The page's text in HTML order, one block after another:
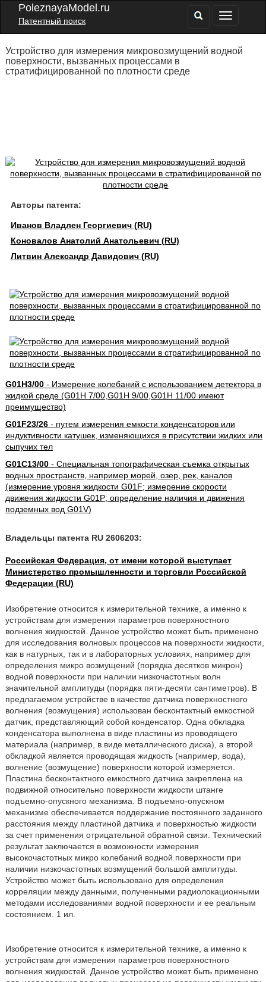
PoleznayaModel.ru
Патентный поиск
Устройство для измерения микровозмущений водной
поверхности, вызванных процессами в
стратифицированной по плотности среде
Авторы патента:
Иванов Владлен Георгиевич (RU)
Коновалов Анатолий Анатольевич (RU)
Литвин Александр Давидович (RU)
G01H3/00- Измерение колебаний с использованием детектора в
жидкой среде (G01H 7/00,G01H 9/00,G01H 11/00 имеют
преимущество)
G01F23/26- путем измерения емкости конденсаторов или
индуктивности катушек, изменяющихся в присутствии жидких или
сыпучих тел
G01C13/00- Специальная топографическая съемка открытых
водных пространств, например морей, озер, рек, каналов
(измерение уровня жидкости G01F; измерение скорости
движения жидкости G01P; определение наличия и движения
подземных вод G01V)
Владельцы патента RU 2606203:
Российская Федерация, от имени которой выступает
Министерство промышленности и торговли Российской
Федерации (RU)
Изобретение относится к измерительной технике, а именно к
устройствам для измерения параметров поверхностного
волнения жидкостей. Данное устройство может быть применено
для исследования волновых процессов на поверхности жидкости,
как в натурных, так и в лабораторных условиях, например для
определения микро возмущений (порядка десятков микрон)
водной поверхности при наличии низкочастотных волн
значительной амплитуды (порядка пяти-десяти сантиметров). В
предлагаемом устройстве в качестве датчика поверхностного
волнения (возмущения) использован бесконтактный емкостной
датчик, представляющий собой конденсатор. Одна обкладка
конденсатора выполнена в виде пластины из проводящего
материала (например, в виде металлического диска), а второй
обкладкой является проводящая жидкость (например, вода),
волнение (возмущение) поверхности которой измеряется.
Пластина бесконтактного емкостного датчика закреплена на
подвижной относительно поверхности жидкости штанге
подъемно-опускного механизма. В подъемно-опускном
механизме обеспечивается поддержание постоянного заданного
расстояния между пластиной датчика и поверхностью жидкости
за счет применения отрицательной обратной связи. Технический
результат заключается в возможности измерения
высокочастотных микро колебаний водной поверхности при
наличии низкочастотных возмущений большой амплитуды.
Устройство может быть использовано для определения
корреляции между данными, полученными радиолокационными
методами исследованиями водной поверхности и ее реальным
состоянием. 1 ил.
Изобретение относится к измерительной технике, а именно к
устройствам для измерения параметров поверхностного
волнения жидкостей. Данное устройство может быть применено